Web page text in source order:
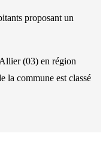
proposant un
Allier(03) en région
la commune est classé